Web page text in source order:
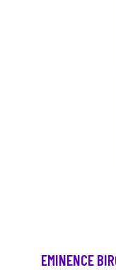
EMINENCE